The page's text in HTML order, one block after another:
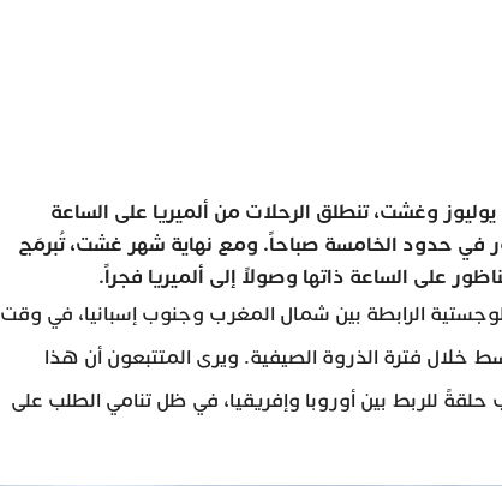
وغشت، تنطلق الرحلات من ألميريا على الساعة
في حدود الخامسة صباحاً. ومع نهاية شهر غشت، تُبرمَج
على الساعة ذاتها وصولاً إلى ألميريا فجراً.
الرابطة بين شمال المغرب وجنوب إسبانيا، في وقت
خلال فترة الذروة الصيفية. ويرى المتتبعون أن هذا
للربط بين أوروبا وإفريقيا، في ظل تنامي الطلب على